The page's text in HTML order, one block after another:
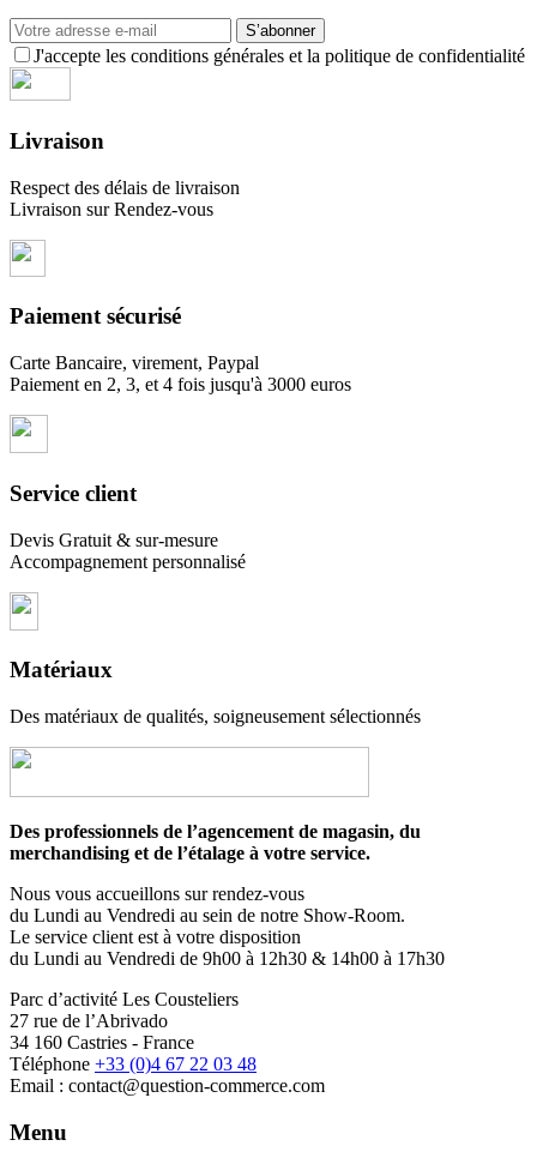
S’abonner
J'accepte les conditions générales et la politique de confidentialité
Livraison
Respect des délais de livraison
Livraison sur Rendez-vous
Paiement sécurisé
Carte Bancaire, virement, Paypal
Paiement en 2, 3, et 4 fois jusqu'à 3000 euros
Service client
Devis Gratuit & sur-mesure
Accompagnement personnalisé
Matériaux
Des matériaux de qualités, soigneusement sélectionnés
Des professionnels de l’agencement de magasin, du
merchandising et de l’étalage à votre service.
Nous vous accueillons sur rendez-vous
du Lundi au Vendredi au sein de notre Show-Room.
Le service client est à votre disposition
du Lundi au Vendredi de 9h00 à 12h30 & 14h00 à 17h30
Parc d’activité Les Cousteliers
27 rue de l’Abrivado
34 160 Castries - France
Téléphone +33 (0)4 67 22 03 48
Email : contact@question-commerce.com
Menu